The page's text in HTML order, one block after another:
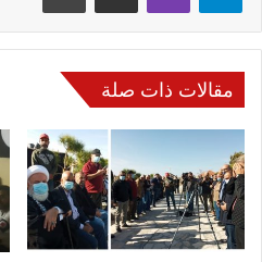
مقالات ذات صلة